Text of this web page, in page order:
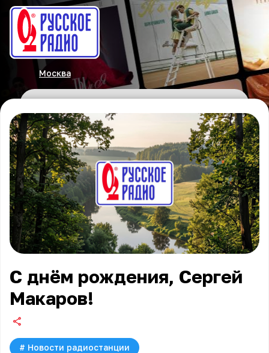
Москва
С днём рождения, Сергей
Макаров!
# Новости радиостанции